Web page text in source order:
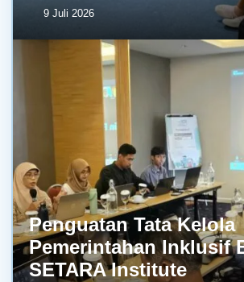
9 Juli 2026
Penguatan Tata Kelola
Pemerintahan Inklusif
SETARA Institute